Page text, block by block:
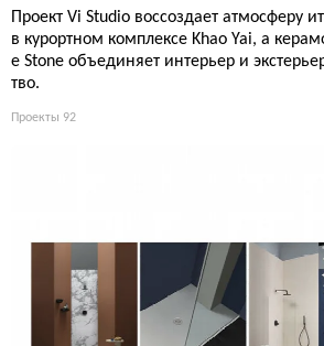
Проект Vi Studio воссоздает атмосферу
в курортном комплексе Khao Yai, а
e Stone объединяет интерьер и
тво.
Проекты 92